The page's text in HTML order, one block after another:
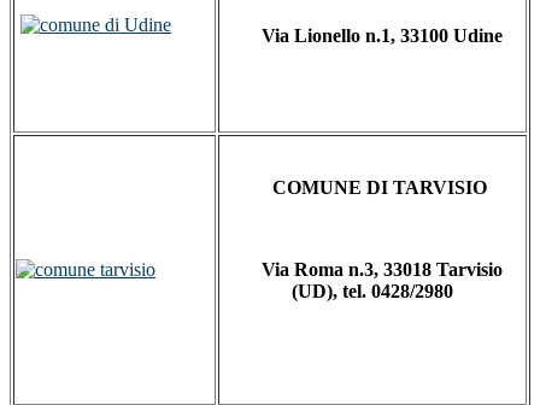
Via Lionello n.1, 33100 Udine
COMUNE DI TARVISIO
Via Roma n.3, 33018 Tarvisio
(UD), tel. 0428/2980